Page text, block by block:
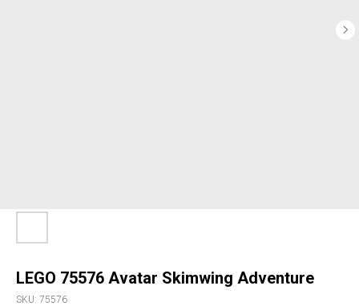
LEGO 75576 Avatar Skimwing Adventure
SKU: 75576